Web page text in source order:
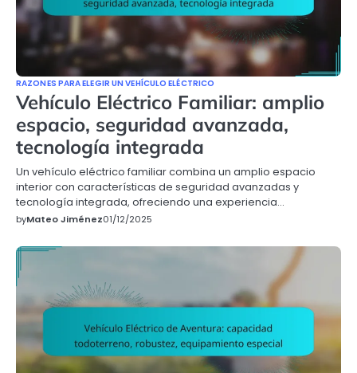
RAZONES PARA ELEGIR UN VEHÍCULO ELÉCTRICO
Vehículo Eléctrico Familiar: amplio
espacio, seguridad avanzada,
tecnología integrada
Un vehículo eléctrico familiar combina un amplio espacio
interior con características de seguridad avanzadas y
tecnología integrada, ofreciendo una experiencia…
byMateo Jiménez01/12/2025